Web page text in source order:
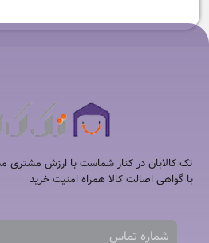
تک کالابان در کنار شماست با ارزش مشتری
با گواهی اصالت کالا همراه امنیت خرید